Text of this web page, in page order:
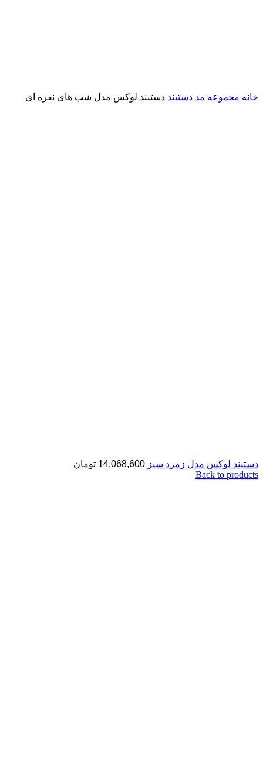
خانه مجموعه مد دستبند دستبند لوکس مدل شب های نقره ای
دستبند لوکس مدل زمرد سبز 14,068,600 تومان
Back to products